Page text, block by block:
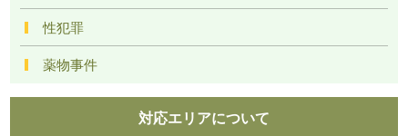
性犯罪
薬物事件
対応エリアについて